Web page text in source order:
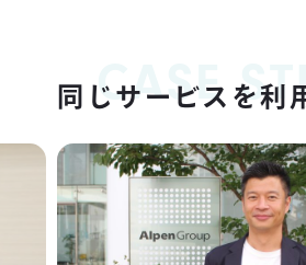
CASE
同じサービスを利